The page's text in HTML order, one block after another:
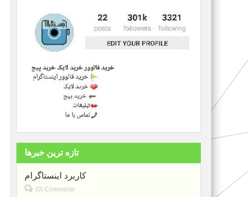
تازه ترین خبرها
کاربرد اینستاگرام
(0) Comments